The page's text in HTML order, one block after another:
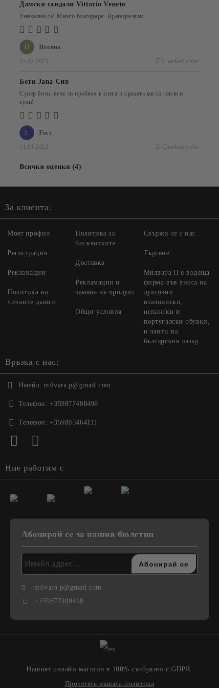
Н Нелина
15.07.2022 Checked order
Дамски сандали Vittorio Veneto
Уникални са! Много благодаря. Препоръчвам
Г Гост
11.01.2022 Checked order
Боти Jana Сив
Супер боти, вече ги пробвах в снега и краката ми са топли и
сухи!
Всички оценки (4)
За клиента:
Моят профил
Регистрация
Рекламации
Политика на
личните данни
Политика за
бисквитките
Доставка
Рекламации и
замяна на продукт
Общи условия
Свържи се с нас
Търсене
Милвара П е водеща
фирма във вноса на
луксозни
италиански,
испански и
португалски обувки,
и чанти на
българския пазар.
Връзка с нас:
Имейл: milvara.p@gmail.com
Телефон: +359877408498
Телефон: +359885464111
Ние работим с
Абонирай се за нашия бюлетин
milvara.p@gmail.com
+359877408498
GDPR
Нашият онлайн магазин е 100% съобразен с GDPR.
Прочетете нашата политика